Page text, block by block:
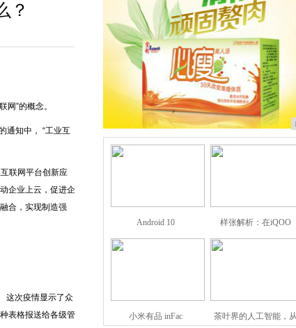
？
”的概念。
通知中， “工业互
联网平台创新应
企业上云，促进企
合，实现制造强
这次疫情显示了众
表格报送给各级管
Android 10 样张解析：在iQOO
小米有品 inFac 茶叶界的人工智能，从